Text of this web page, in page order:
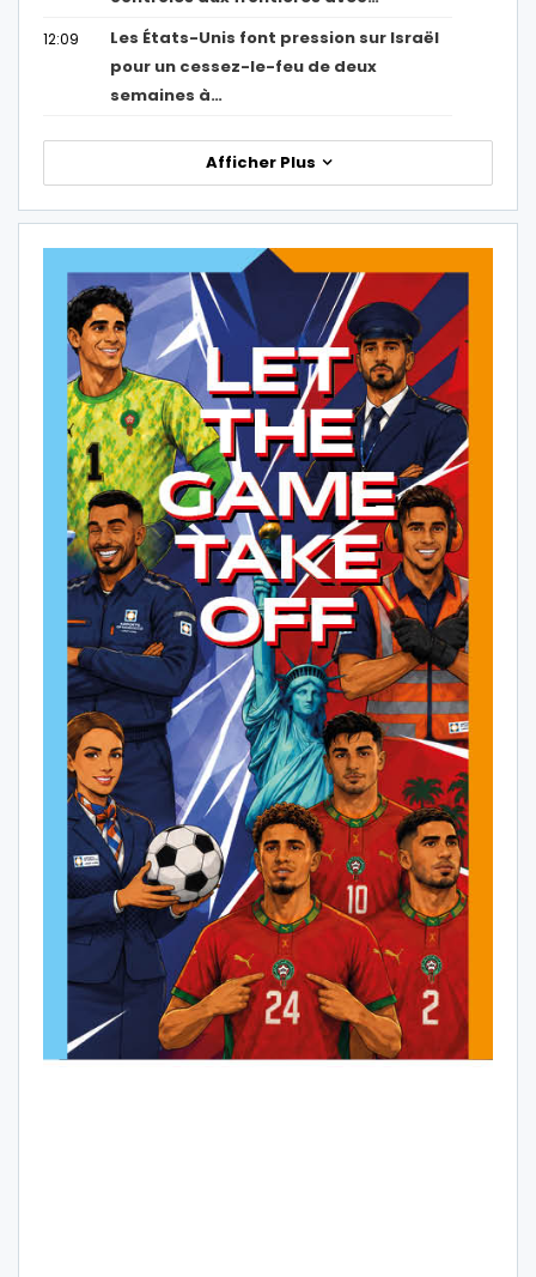
12:09
Les États-Unis font pression sur Israël
pour un cessez-le-feu de deux
semaines à…
Afficher Plus